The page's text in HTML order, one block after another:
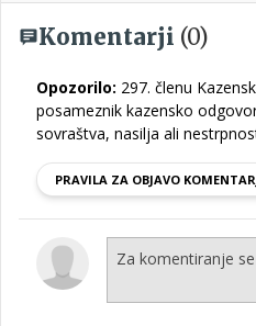
Komentarji (0)
Opozorilo: 297. členu
posameznik kazensko
sovraštva, nasilja ali
PRAVILA ZA OBJAVO